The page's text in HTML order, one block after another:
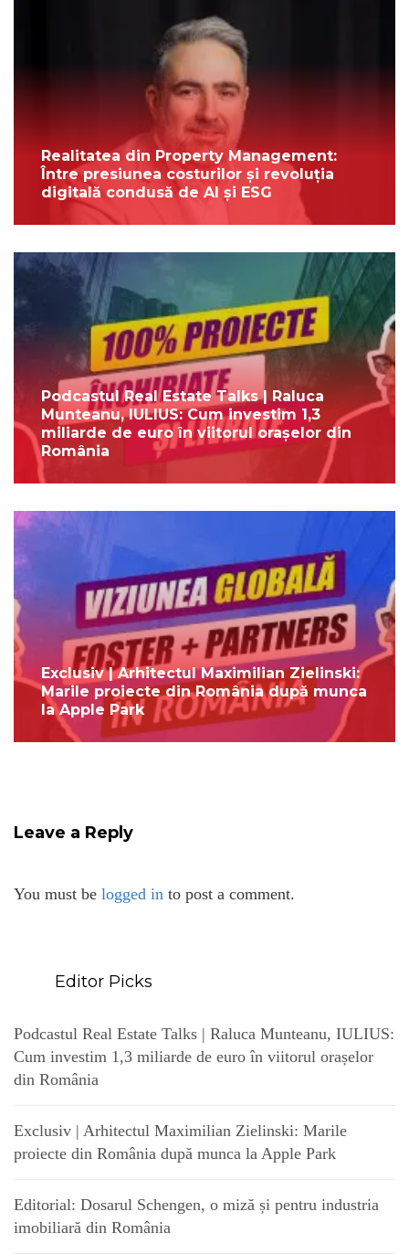
Realitatea din Property Management:
Între presiunea costurilor și revoluția
digitală condusă de AI și ESG
Podcastul Real Estate Talks | Raluca
Munteanu, IULIUS: Cum investim 1,3
miliarde de euro în viitorul orașelor din
România
Exclusiv | Arhitectul Maximilian Zielinski:
Marile proiecte din România după munca
la Apple Park
Leave a Reply
You must be logged in to post a comment.
Editor Picks
Podcastul Real Estate Talks | Raluca Munteanu, IULIUS:
Cum investim 1,3 miliarde de euro în viitorul orașelor
din România
Exclusiv | Arhitectul Maximilian Zielinski: Marile
proiecte din România după munca la Apple Park
Editorial: Dosarul Schengen, o miză și pentru industria
imobiliară din România